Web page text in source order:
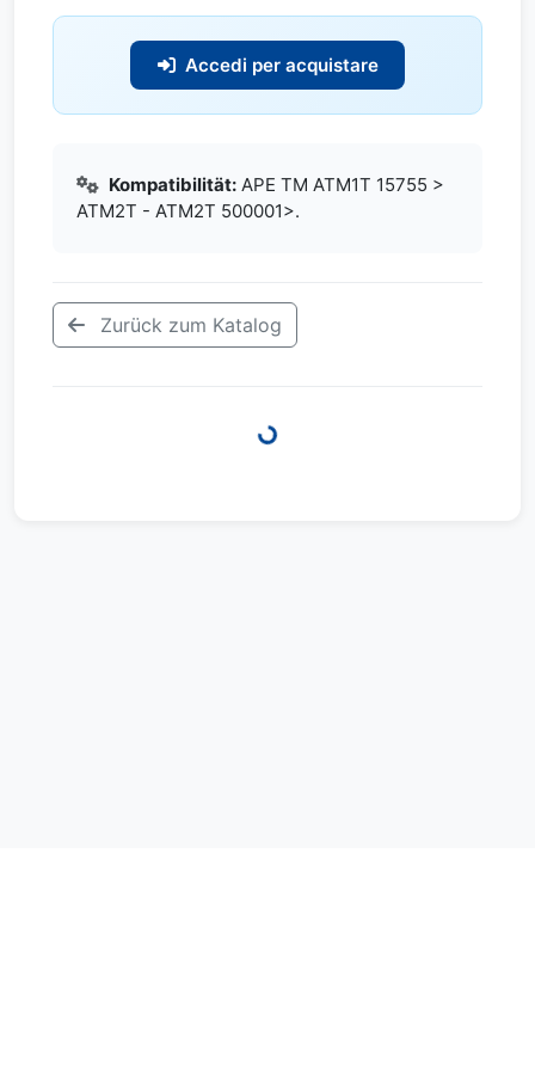
Accedi per acquistare
Kompatibilität: APE TM ATM1T 15755 >
ATM2T - ATM2T 500001>.
Zurück zum Katalog
Loading...